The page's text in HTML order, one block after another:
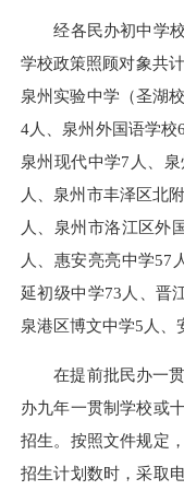
经各民办初中学校
学校政策照顾对象共
泉州实验中学（圣湖
4人、泉州外国语学校
泉州现代中学7人、
人、泉州市丰泽区北
人、泉州市洛江区外
人、惠安亮亮中学57
延初级中学73人、晋
泉港区博文中学5人、
在提前批民办一贯
办九年一贯制学校或
招生。按照文件规定
招生计划数时，采取